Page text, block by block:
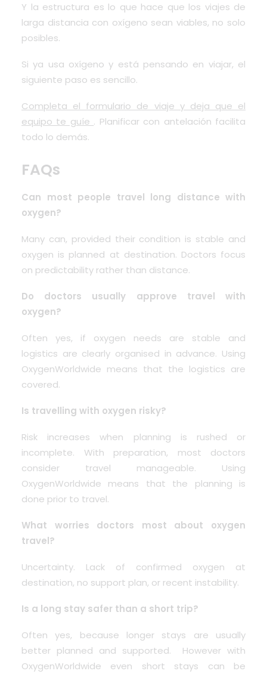
Y la estructura es lo que hace que los viajes de
larga distancia con oxígeno sean viables, no solo
posibles.
Si ya usa oxígeno y está pensando en viajar, el
siguiente paso es sencillo.
Completa el formulario de viaje y deja que el
equipo te guíe . Planificar con antelación facilita
todo lo demás.
FAQs
Can most people travel long distance with
oxygen?
Many can, provided their condition is stable and
oxygen is planned at destination. Doctors focus
on predictability rather than distance.
Do doctors usually approve travel with
oxygen?
Often yes, if oxygen needs are stable and
logistics are clearly organised in advance. Using
OxygenWorldwide means that the logistics are
covered.
Is travelling with oxygen risky?
Risk increases when planning is rushed or
incomplete. With preparation, most doctors
consider travel manageable. Using
OxygenWorldwide means that the planning is
done prior to travel.
What worries doctors most about oxygen
travel?
Uncertainty. Lack of confirmed oxygen at
destination, no support plan, or recent instability.
Is a long stay safer than a short trip?
Often yes, because longer stays are usually
better planned and supported. However with
OxygenWorldwide even short stays can be